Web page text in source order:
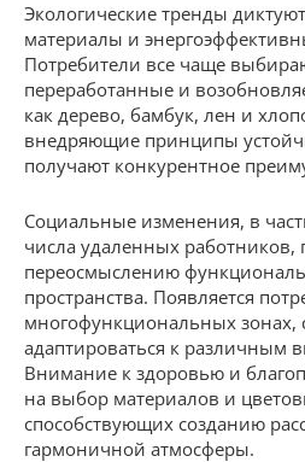
Экологические тренды
материалы и
Потребители все чаще
переработанные и
как дерево, бамбук, лен и
внедряющие принципы
получают конкурентное
Социальные изменения, в
числа удаленных работников,
переосмыслению
пространства. Появляется
многофункциональных зонах,
адаптироваться к различным
Внимание к здоровью и
на выбор материалов и
способствующих созданию
гармоничной атмосферы.